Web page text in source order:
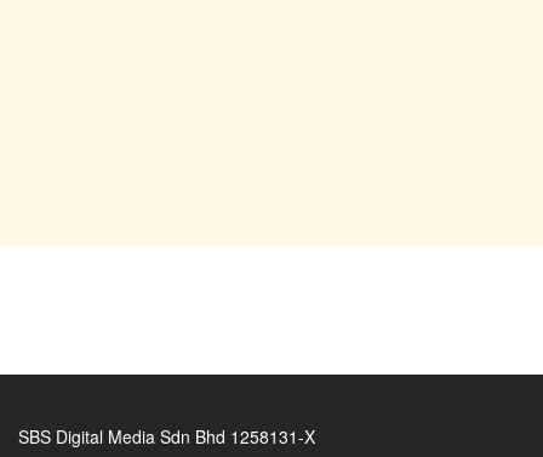
SBS Digital Media Sdn Bhd 1258131-X